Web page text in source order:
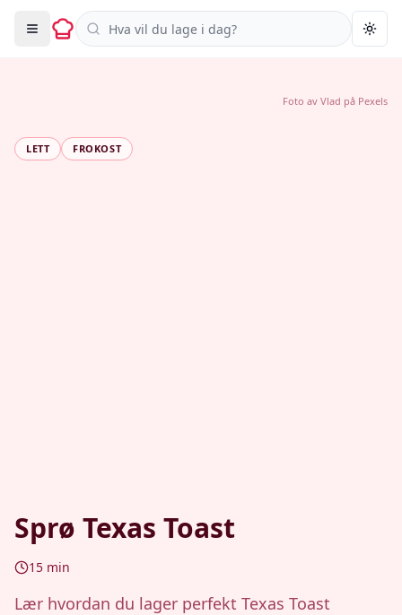
Søk i oppskrifter
LETT FROKOST
Sprø Texas Toast
15 min
Lær hvordan du lager perfekt Texas Toast
Foto av Vlad på Pexels